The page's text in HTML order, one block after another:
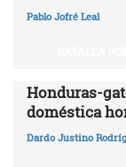
Pablo Jofré Leal
Honduras-
doméstica
Dardo Justino